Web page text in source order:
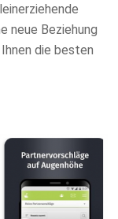
neue Beziehung
die besten